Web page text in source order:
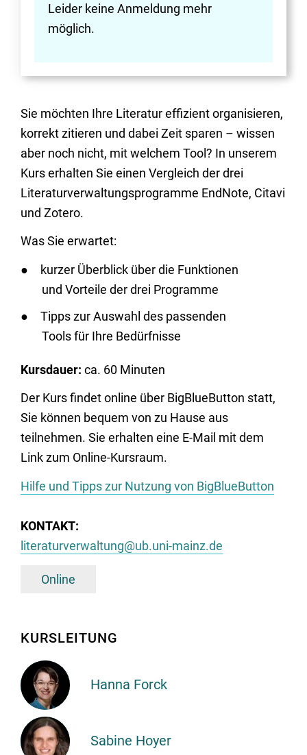
Leider keine Anmeldung mehr
möglich.
Sie möchten Ihre Literatur effizient organisieren,
korrekt zitieren und dabei Zeit sparen – wissen
aber noch nicht, mit welchem Tool? In unserem
Kurs erhalten Sie einen Vergleich der drei
Literaturverwaltungsprogramme EndNote, Citavi
und Zotero.
Was Sie erwartet:
kurzer Überblick über die Funktionen
und Vorteile der drei Programme
Tipps zur Auswahl des passenden
Tools für Ihre Bedürfnisse
Kursdauer: ca. 60 Minuten
Der Kurs findet online über BigBlueButton statt,
Sie können bequem von zu Hause aus
teilnehmen. Sie erhalten eine E-Mail mit dem
Link zum Online-Kursraum.
Hilfe und Tipps zur Nutzung von BigBlueButton
KONTAKT:
literaturverwaltung@ub.uni-mainz.de
Online
KURSLEITUNG
Hanna
Forck
Hanna Forck
Sabine Hoyer